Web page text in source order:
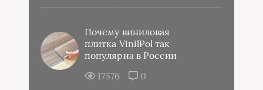
Почему виниловая
плитка VinilPol так
популярна в России
17576
0